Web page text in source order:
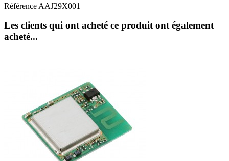
Référence AAJ29X001
Les clients qui ont acheté ce produit ont également
acheté...